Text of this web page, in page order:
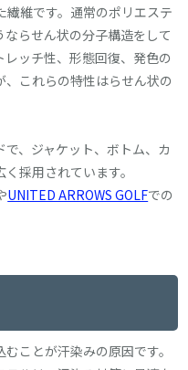
維です。通常のポリエステ
らせん状の分子構造をして
ッチ性、形態回復、発色の
これらの特性はらせん状の
で、ジャケット、ボトム、カ
採用されています。
UNITED ARROWS GOLFでの
ことが汗染みの原因です。